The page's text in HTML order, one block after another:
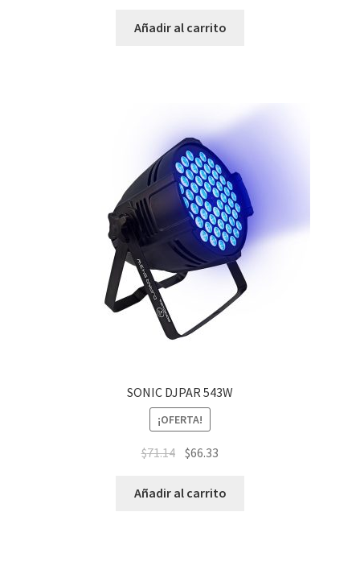
Añadir al carrito
SONIC DJPAR 543W
¡OFERTA!
$71.14 $66.33
Añadir al carrito